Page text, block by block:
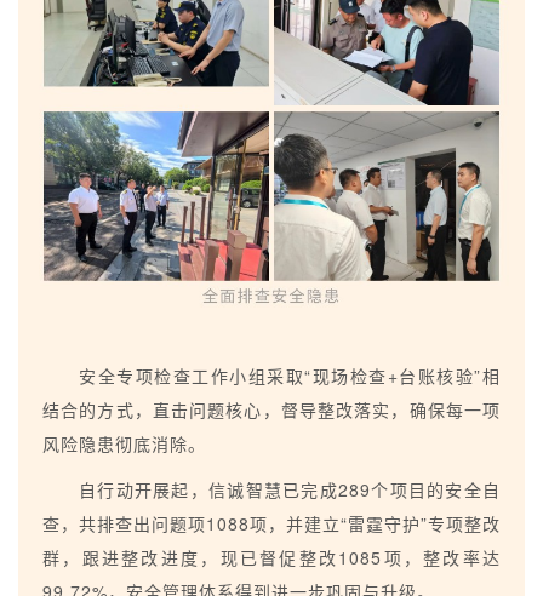
安全专项检查工作小组采取“现场检查+台账核验”相
结合的方式，直击问题核心，督导整改落实，确保每一项
风险隐患彻底消除。
自行动开展起，信诚智慧已完成289个项目的安全自
查，共排查出问题项1088项，并建立“雷霆守护”专项整改
群，跟进整改进度，现已督促整改1085项，整改率达